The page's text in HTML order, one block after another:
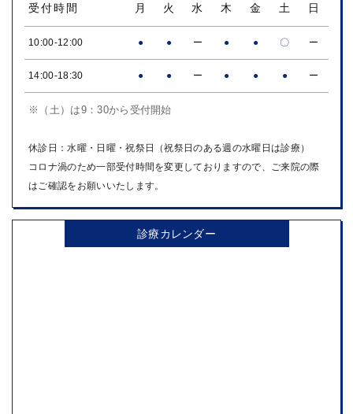
受付時間 月 火 水 木 金 土 日
10:00-12:00 ● ● ー ● ● 〇 ー
14:00-18:30 ● ● ー ● ● ● ー
※（土）は9：30から受付開始
休診日：水曜・日曜・祝祭日（祝祭日のある週の水曜日は診療）
コロナ渦のため一部受付時間を変更しておりますので、ご来院の際
はご確認をお願いいたします。
診療カレンダー